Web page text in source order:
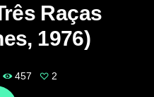
Raças
1976)
457 2